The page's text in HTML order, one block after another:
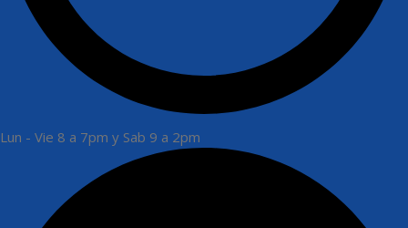
Lun - Vie 8 a 7pm y Sab 9 a 2pm